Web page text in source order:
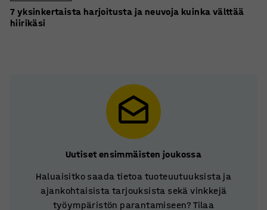
7 yksinkertaista harjoitusta ja neuvoja kuinka välttää
hiirikäsi
Uutiset ensimmäisten joukossa
Haluaisitko saada tietoa tuoteuutuuksista ja
ajankohtaisista tarjouksista sekä vinkkejä
työympäristön parantamiseen? Tilaa